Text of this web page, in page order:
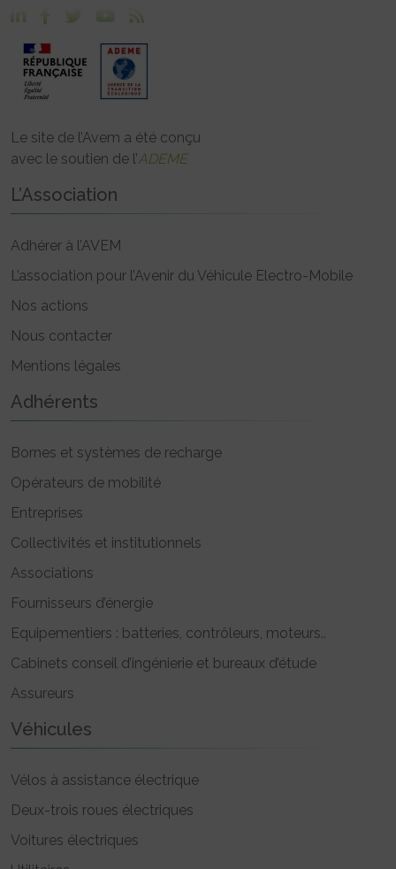
Le site de l’Avem a été conçu
avec le soutien de l’ADEME
L’Association
Adhérer à l’AVEM
L’association pour l’Avenir du Véhicule Electro-Mobile
Nos actions
Nous contacter
Mentions légales
Adhérents
Bornes et systèmes de recharge
Opérateurs de mobilité
Entreprises
Collectivités et institutionnels
Associations
Fournisseurs d’énergie
Equipementiers : batteries, contrôleurs, moteurs..
Cabinets conseil d’ingénierie et bureaux d’étude
Assureurs
Véhicules
Vélos à assistance électrique
Deux-trois roues électriques
Voitures électriques